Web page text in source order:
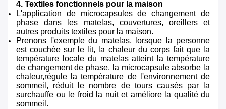
4. Textiles fonctionnels pour la maison
L'application de microcapsules de changement de
phase dans les matelas, couvertures, oreillers et
autres produits textiles pour la maison.
Prenons l'exemple du matelas, lorsque la personne
est couchée sur le lit, la chaleur du corps fait que la
température locale du matelas atteint la température
de changement de phase, la microcapsule absorbe la
chaleur,régule la température de l'environnement de
sommeil, réduit le nombre de tours causés par la
surchauffe ou le froid la nuit et améliore la qualité du
sommeil.